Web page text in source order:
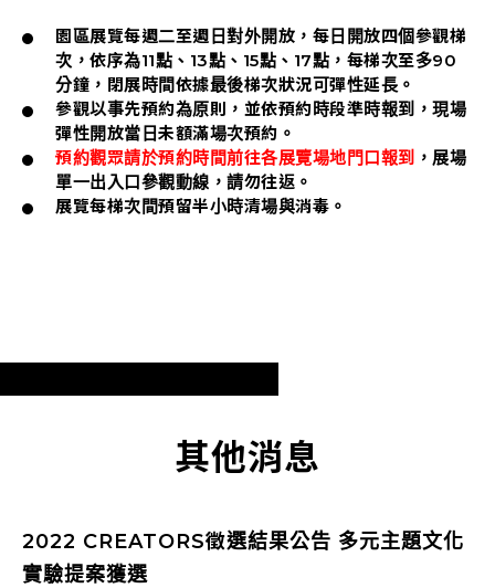
園區展覽每週二至週日對外開放，每日開放四個參觀梯
次，依序為11點、13點、15點、17點，每梯次至多90
分鐘，閉展時間依據最後梯次狀況可彈性延長。
參觀以事先預約為原則，並依預約時段準時報到，現場
彈性開放當日未額滿場次預約。
預約觀眾請於預約時間前往各展覽場地門口報到 ，展場
單一出入口參觀動線，請勿往返。
展覽每梯次間預留半小時清場與消毒。
其他消息
2022 CREATORS徵選結果公告 多元主題文化
實驗提案獲選